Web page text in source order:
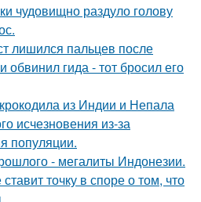
чудовищно раздуло голову
лишился пальцев после
обвинил гида - тот бросил его
из Индии и Непала
исчезновения из-за
популяции.
- мегалиты Индонезии.
точку в споре о том, что